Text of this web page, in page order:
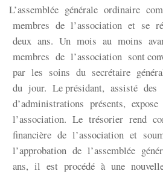
L’assemblée générale ordinaire
membres de l’association et se
deux ans. Un mois au moins
membres de l’association sont
par les soins du secrétaire
du jour. Le présidant, assisté des
d’administrations présents,
l’association. Le trésorier rend
financière de l’association et
l’approbation de l’assemblée
ans, il est procédé à une